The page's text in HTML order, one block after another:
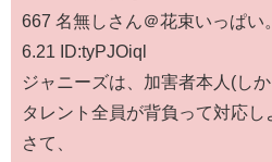
667 名無しさん＠花束いっぱい
6.21 ID:tyPJOiql
ジャニーズは、加害者本人(しか
タレント全員が背負って対応し
さて、